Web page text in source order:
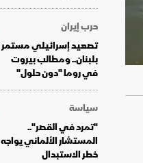
حرب إيران
تصعيد إسرائيلي مستمر
بلبنان.. ومطالب بيروت
في روما "دون حلول"
سياسة
"تمرد في القصر"..
المستشار الألماني يواجه
خطر الاستبدال